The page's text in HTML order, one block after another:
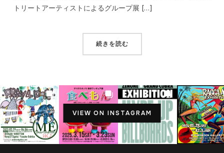
トリートアーティストによるグループ展 […]
続きを読む
VIEW ON INSTAGRAM